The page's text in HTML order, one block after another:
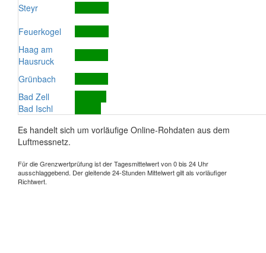
Steyr
Feuerkogel
Haag am
Hausruck
Grünbach
Bad Zell
Bad Ischl
Es handelt sich um vorläufige Online-Rohdaten aus dem
Luftmessnetz.
Für die Grenzwertprüfung ist der Tagesmittelwert von 0 bis 24 Uhr
ausschlaggebend. Der gleitende 24-Stunden Mittelwert gilt als vorläufiger
Richtwert.